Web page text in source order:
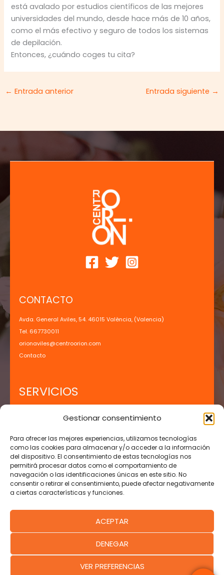
Gestionar consentimiento
Para ofrecer las mejores experiencias, utilizamos tecnologías
como las cookies para almacenar y/o acceder a la información
del dispositivo. El consentimiento de estas tecnologías nos
permitirá procesar datos como el comportamiento de
navegación o las identificaciones únicas en este sitio. No
consentir o retirar el consentimiento, puede afectar negativamente
a ciertas características y funciones.
ACEPTAR
DENEGAR
VER PREFERENCIAS
está avalado por estudios científicos de las mejores
universidades del mundo, desde hace más de 10 años,
como el más efectivo y seguro de todos los sistemas
de depilación.
Entonces, ¿cuándo coges tu cita?
← Entrada anterior Entrada siguiente →
CONTACTO
Avda. General Aviles, 54. 46015 València, (Valencia)
Tel. 667730011
orionaviles@centroorion.com
Contacto
SERVICIOS
Compra Online
Citas Online
TEXTO LEGALES
Política de Privacidad
Términos y Condiciones